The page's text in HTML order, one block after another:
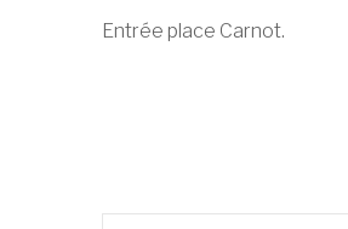
Entrée place Carnot.